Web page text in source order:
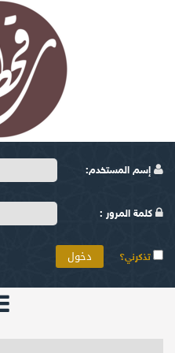
إسم المستخدم:
كلمة المرور :
تذكرني؟